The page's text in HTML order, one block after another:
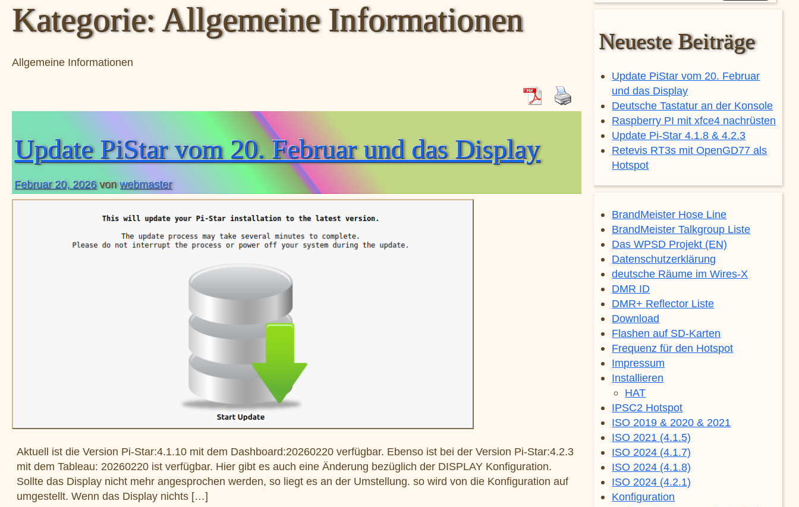
Kategorie:Allgemeine Informationen
Allgemeine Informationen
Update PiStar vom 20. Februar und das Display
Februar 20, 2026 vonwebmaster
Aktuell ist die Version Pi-Star:4.1.10 mit dem Dashboard:20260220 verfügbar. Ebenso ist bei der Version Pi-Star:4.2.3
mit dem Tableau: 20260220 ist verfügbar. Hier gibt es auch eine Änderung bezüglich der DISPLAY Konfiguration.
Sollte das Display nicht mehr angesprochen werden, so liegt es an der Umstellung. so wird von die Konfiguration auf
umgestellt. Wenn das Display nichts […]
Neueste Beiträge
Update PiStar vom 20. Februar
und das Display
Deutsche Tastatur an der Konsole
Raspberry PI mit xfce4 nachrüsten
Update Pi-Star 4.1.8 & 4.2.3
Retevis RT3s mit OpenGD77 als
Hotspot
BrandMeister Hose Line
BrandMeister Talkgroup Liste
Das WPSD Projekt (EN)
Datenschutzerklärung
deutsche Räume im Wires-X
DMR ID
DMR+ Reflector Liste
Download
Flashen auf SD-Karten
Frequenz für den Hotspot
Impressum
Installieren
HAT
IPSC2 Hotspot
ISO 2019 & 2020 & 2021
ISO 2021 (4.1.5)
ISO 2024 (4.1.7)
ISO 2024 (4.1.8)
ISO 2024 (4.2.1)
Konfiguration